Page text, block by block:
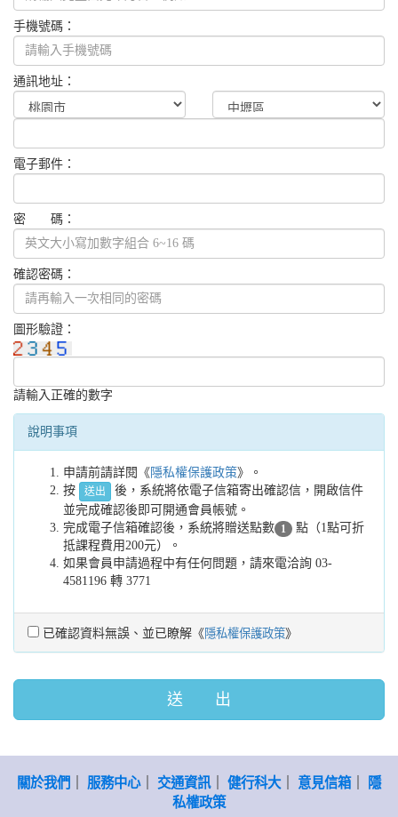
手機號碼：
通訊地址：
電子郵件：
密 碼：
確認密碼：
圖形驗證：
請輸入正確的數字
說明事項
申請前請詳閱《 隱私權保護政策》。
按
送出
後，系統將依電子信箱寄出確認信，開啟信件
並完成確認後即可開通會員帳號。
完成電子信箱確認後，系統將贈送點數 1
點（1點可折
抵課程費用200元）。
如果會員申請過程中有任何問題，請來電洽詢 03-
4581196 轉 3771
已確認資料無誤、並已瞭解《 隱私權保護政策》
送 出
關於我們 服務中心｜ 交通資訊｜ 健行科大｜ 意見信箱｜
隱
私權政策